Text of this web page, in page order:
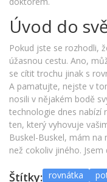
Úvod do
Pokud jste se rozhodli,
úžasnou cestu. Ano,
se cítit trochu jinak s
A pamatujte, nejste v
nosili v nějakém bodě
technologie dnes nabízí
ten, který vyhovuje
Buskel-Buskel, mám na
než cokoliv jiného.
Štítky: rovnátka